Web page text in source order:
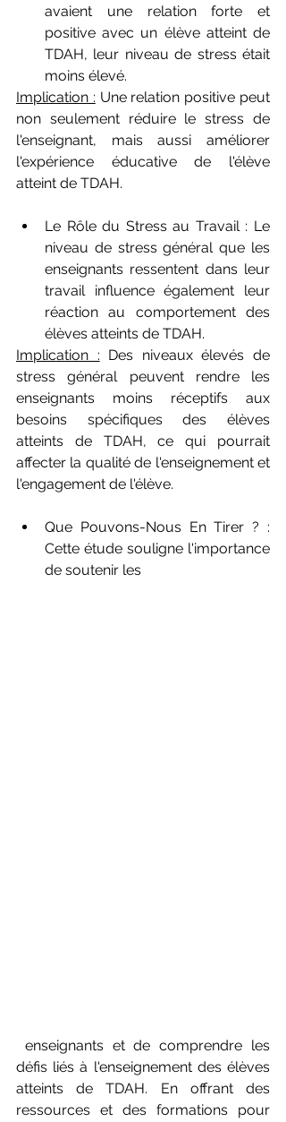
avaient une relation forte et
positive avec un élève atteint de
TDAH, leur niveau de stress était
moins élevé.
Implication : Une relation positive peut
non seulement réduire le stress de
l'enseignant, mais aussi améliorer
l'expérience éducative de l'élève
atteint de TDAH.
Le Rôle du Stress au Travail : Le
niveau de stress général que les
enseignants ressentent dans leur
travail influence également leur
réaction au comportement des
élèves atteints de TDAH.
Implication : Des niveaux élevés de
stress général peuvent rendre les
enseignants moins réceptifs aux
besoins spécifiques des élèves
atteints de TDAH, ce qui pourrait
affecter la qualité de l'enseignement et
l'engagement de l'élève.
Que Pouvons-Nous En Tirer ? :
Cette étude souligne l'importance
de soutenir les
défis liés à l'enseignement des élèves
atteints de TDAH. En offrant des
ressources et des formations pour